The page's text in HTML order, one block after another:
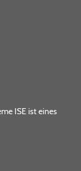
ISE ist eines